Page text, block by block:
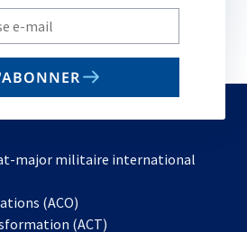
major militaire international
(ACO)
dans
(ACT)